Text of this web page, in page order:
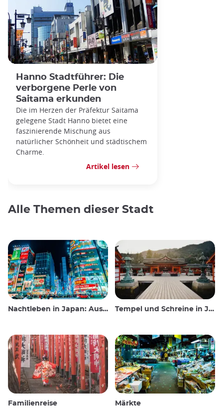
Hanno Stadtführer: Die
verborgene Perle von
Saitama erkunden
Die im Herzen der Präfektur Saitama
gelegene Stadt Hanno bietet eine
faszinierende Mischung aus
natürlicher Schönheit und städtischem
Charme.
Artikel lesen
Alle Themen dieser Stadt
Nachtleben in Japan: Ausgehen, sehen und trinken Tempel und Schreine in Japan
Familienreise Märkte